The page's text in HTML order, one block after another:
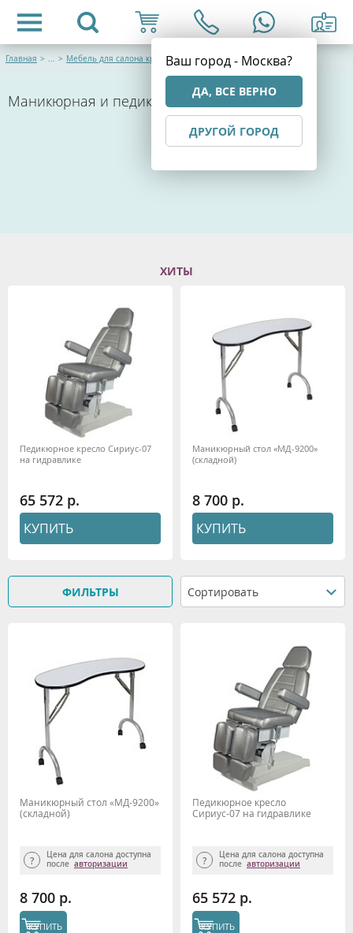
Ваш город - Москва?
ДА, ВСЕ ВЕРНО
ДРУГОЙ ГОРОД
Главная > ... > Мебель для салона красоты
Маникюрная и педикюрная мебель
ХИТЫ
Педикюрное кресло Сириус-07
на гидравлике
65 572
КУПИТЬ
Маникюрный стол «МД-9200»
(складной)
8 700
КУПИТЬ
Сортировать
ФИЛЬТРЫ
Маникюрный стол «МД-9200»
(складной)
Цена для салона доступна
после авторизации
8 700 р.
КУПИТЬ
Педикюрное кресло
Сириус-07 на гидравлике
Цена для салона доступна
после авторизации
65 572 р.
КУПИТЬ